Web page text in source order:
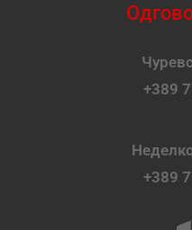
+389
+389